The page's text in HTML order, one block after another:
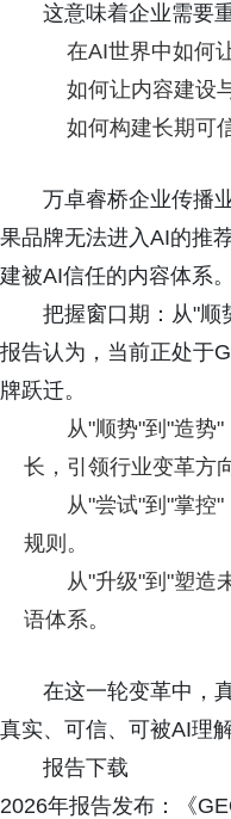
这意味着企业需要
在AI世界中如何
如何让内容建设
如何构建长期可
万卓睿桥企业传播
果品牌无法进入AI的推
建被AI信任的内容体系
把握窗口期：从"顺
报告认为，当前正处于
牌跃迁。
从"顺势"到"造势
长，引领行业变革方
从"尝试"到"掌控
规则。
从"升级"到"塑造
语体系。
在这一轮变革中，
真实、可信、可被AI理
报告下载
2026年报告发布：《